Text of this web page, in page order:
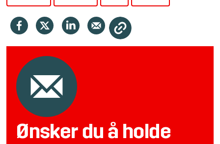
Ønsker du å holde